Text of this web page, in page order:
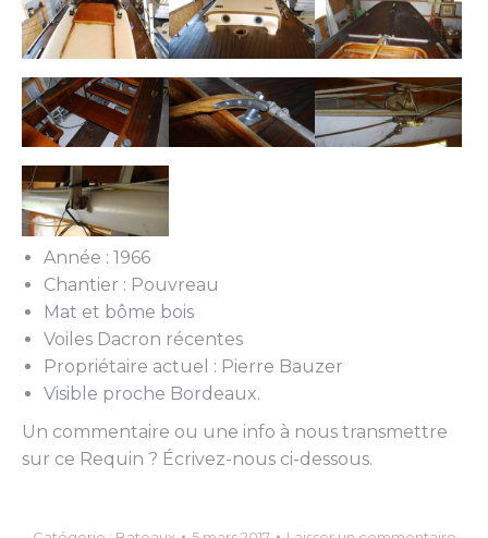
Année : 1966
Chantier : Pouvreau
Mat et bôme bois
Voiles Dacron récentes
Propriétaire actuel : Pierre Bauzer
Visible proche Bordeaux.
Un commentaire ou une info à nous transmettre
sur ce Requin ? Écrivez-nous ci-dessous.